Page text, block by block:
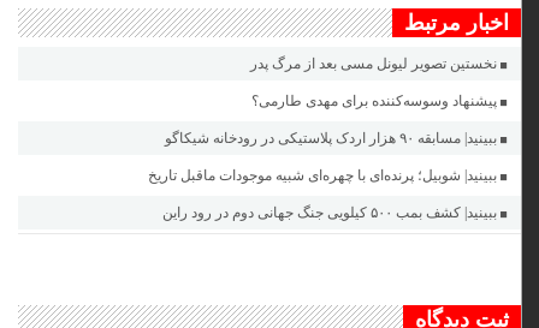
اخبار مرتبط
نخستین تصویر لیونل مسی بعد از مرگ پدر
پیشنهاد وسوسه‌کننده برای مهدی طارمی؟
ببینید| مسابقه ۹۰ هزار اردک پلاستیکی در رودخانه شیکاگو
ببینید| شوبیل؛ پرنده‌ای با چهره‌ای شبیه موجودات ماقبل تاریخ
ببینید| کشف بمب ۵۰۰ کیلویی جنگ جهانی دوم در رود راین
ثبت دیدگاه